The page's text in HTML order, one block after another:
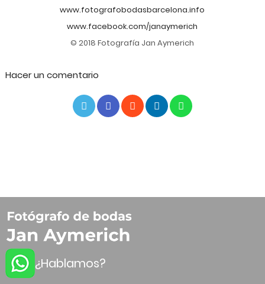
www.fotografobodasbarcelona.info
www.facebook.com/janaymerich
© 2018 Fotografía Jan Aymerich
Hacer un comentario
¿Hablamos?